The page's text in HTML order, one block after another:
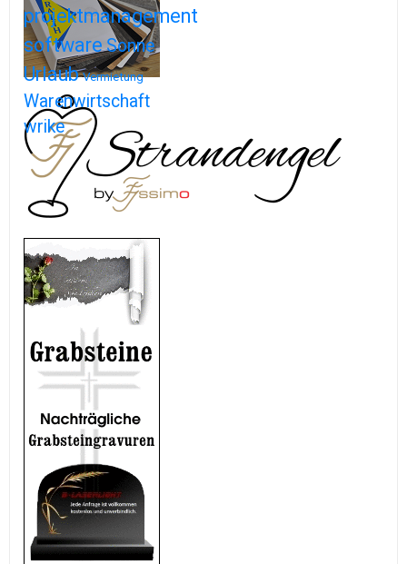
projektmanagement
softwareSonne
Urlaub Vermietung
Warenwirtschaft
wrike